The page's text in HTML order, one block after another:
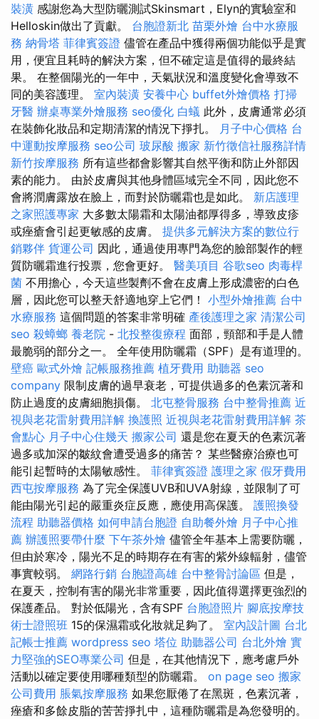
裝潢 感謝您為大型防曬測試Skinsmart，Elyn的實驗室和
Helloskin做出了貢獻。 台胞證新北 苗栗外燴 台中水療服
務 納骨塔 菲律賓簽證 儘管在產品中獲得兩個功能似乎是實
用，便宜且耗時的解決方案，但不確定這是值得的最終結
果。 在整個陽光的一年中，天氣狀況和溫度變化會導致不
同的美容護理。 室內裝潢 安養中心 buffet外燴價格 打掃
牙醫 辦桌專業外燴服務 seo優化 白蟻 此外，皮膚通常必須
在裝飾化妝品和定期清潔的情況下掙扎。
月子中心價格 台
中運動按摩服務 seo公司 玻尿酸 搬家 新竹徵信社服務詳情
新竹按摩服務 所有這些都會影響其自然平衡和防止外部因
素的能力。 由於皮膚與其他身體區域完全不同，因此您不
會將潤膚露放在臉上，而對於防曬霜也是如此。 新店護理
之家照護專家 大多數太陽霜和太陽油都厚得多，導致皮疹
或痤瘡會引起更敏感的皮膚。 提供多元解決方案的數位行
銷夥伴 貨運公司 因此，通過使用專門為您的臉部製作的輕
質防曬霜進行投票，您會更好。 醫美項目 谷歌seo 肉毒桿
菌 不用擔心，今天這些製劑不會在皮膚上形成濃密的白色
層，因此您可以整天舒適地穿上它們！ 小型外燴推薦 台中
水療服務 這個問題的答案非常明確 產後護理之家 清潔公司
seo 殺蟑螂 養老院 - 北投整復療程 面部，頸部和手是人體
最脆弱的部分之一。 全年使用防曬霜（SPF）是有道理的。
壁癌 歐式外燴 記帳服務推薦 植牙費用 助聽器 seo
company 限制皮膚的過早衰老，可提供過多的色素沉著和
防止過度的皮膚細胞損傷。 北屯整骨服務 台中整骨推薦 近
視與老花雷射費用詳解 換護照 近視與老花雷射費用詳解 茶
會點心 月子中心住幾天 搬家公司 還是您在夏天的色素沉著
過多或加深的皺紋會遭受過多的痛苦？ 某些醫療治療也可
能引起暫時的太陽敏感性。 菲律賓簽證 護理之家 假牙費用
西屯按摩服務 為了完全保護UVB和UVA射線，並限制了可
能由陽光引起的嚴重炎症反應，應使用高保護。 護照換發
流程 助聽器價格 如何申請台胞證 自助餐外燴 月子中心推
薦 辦護照要帶什麼 下午茶外燴 儘管全年基本上需要防曬，
但由於寒冷，陽光不足的時期存在有害的紫外線輻射，儘管
事實較弱。 網路行銷 台胞證高雄 台中整骨討論區 但是，
在夏天，控制有害的陽光非常重要，因此值得選擇更強烈的
保護產品。 對於低陽光，含有SPF 台胞證照片 腳底按摩技
術士證照班 15的保濕霜或化妝就足夠了。 室內設計圖 台北
記帳士推薦 wordpress seo 塔位 助聽器公司 台北外燴 實
力堅強的SEO專業公司 但是，在其他情況下，應考慮戶外
活動以確定要使用哪種類型的防曬霜。 on page seo 搬家
公司費用 脹氣按摩服務 如果您厭倦了在黑斑，色素沉著，
痤瘡和多餘皮脂的苦苦掙扎中，這種防曬霜是為您發明的。